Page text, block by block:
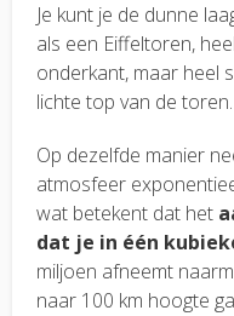
Je kunt je de dunne
als een Eiffeltoren,
onderkant, maar heel
lichte top van de toren.
Op dezelfde manier
atmosfeer
wat betekent dat het
dat je in één
miljoen afneemt
naar 100 km hoogte